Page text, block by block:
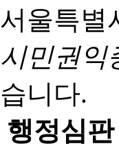
서울특별
시민권익
습니다.
행정심판